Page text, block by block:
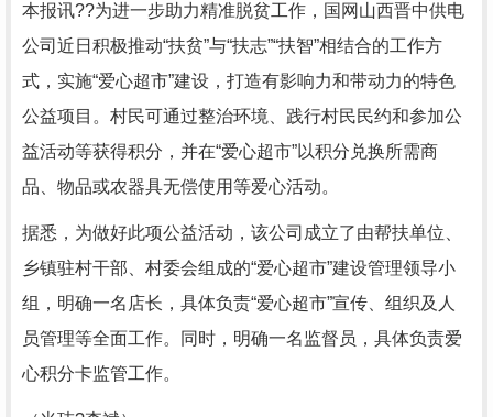
本报讯??为进一步助力精准脱贫工作，国网山西晋中供电
公司近日积极推动“扶贫”与“扶志”“扶智”相结合的工作方
式，实施“爱心超市”建设，打造有影响力和带动力的特色
公益项目。村民可通过整治环境、践行村民民约和参加公
益活动等获得积分，并在“爱心超市”以积分兑换所需商
品、物品或农器具无偿使用等爱心活动。
据悉，为做好此项公益活动，该公司成立了由帮扶单位、
乡镇驻村干部、村委会组成的“爱心超市”建设管理领导小
组，明确一名店长，具体负责“爱心超市”宣传、组织及人
员管理等全面工作。同时，明确一名监督员，具体负责爱
心积分卡监管工作。